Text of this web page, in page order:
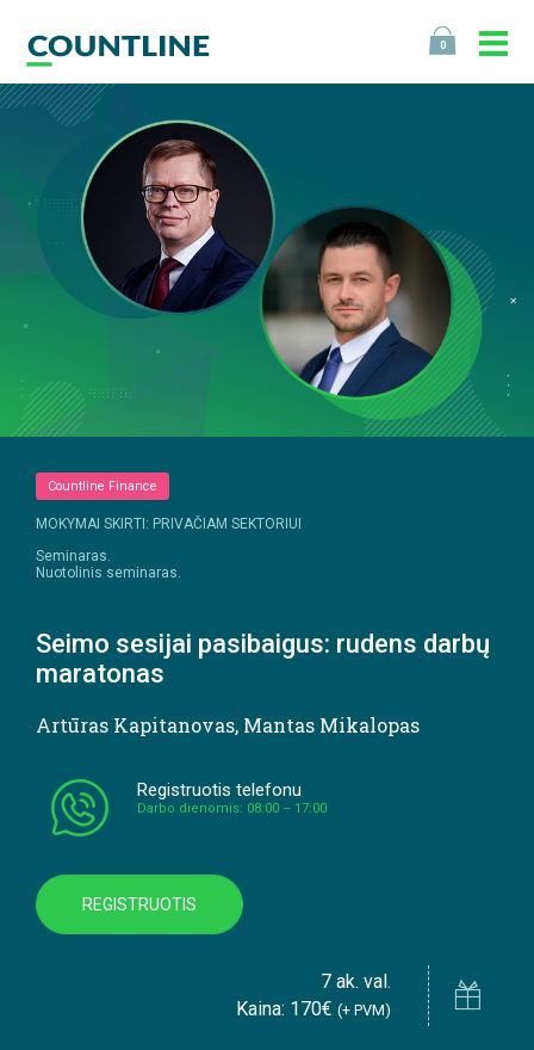
0
Countline Finance
MOKYMAI SKIRTI: PRIVAČIAM SEKTORIUI
Seminaras.
Nuotolinis seminaras.
Seimo sesijai pasibaigus: rudens darbų
maratonas
Artūras Kapitanovas, Mantas Mikalopas
Registruotis telefonu
Darbo dienomis: 08:00 – 17:00
REGISTRUOTIS
7 ak. val.
Kaina: 170€ (+ PVM)